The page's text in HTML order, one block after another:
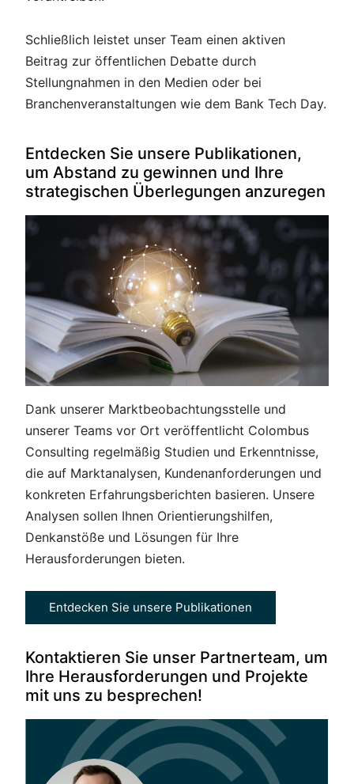
Schließlich leistet unser Team einen aktiven
Beitrag zur öffentlichen Debatte durch
Stellungnahmen in den Medien oder bei
Branchenveranstaltungen wie dem Bank Tech Day.
Entdecken Sie unsere Publikationen,
um Abstand zu gewinnen und Ihre
strategischen Überlegungen anzuregen
Dank unserer Marktbeobachtungsstelle und
unserer Teams vor Ort veröffentlicht Colombus
Consulting regelmäßig Studien und Erkenntnisse,
die auf Marktanalysen, Kundenanforderungen und
konkreten Erfahrungsberichten basieren. Unsere
Analysen sollen Ihnen Orientierungshilfen,
Denkanstöße und Lösungen für Ihre
Herausforderungen bieten.
Entdecken Sie unsere Publikationen
Kontaktieren Sie unser Partnerteam, um
Ihre Herausforderungen und Projekte
mit uns zu besprechen!